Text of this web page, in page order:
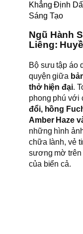
Khẳng Định
Sáng Tạo
Ngũ Hành
Liêng:
Bộ sưu tập áo
quyện giữa
thở hiện đại.
phong phú với
đổi, hồng
Amber Haze
những hình
chữa lành, vẻ
sương mờ trên
của biển cả.